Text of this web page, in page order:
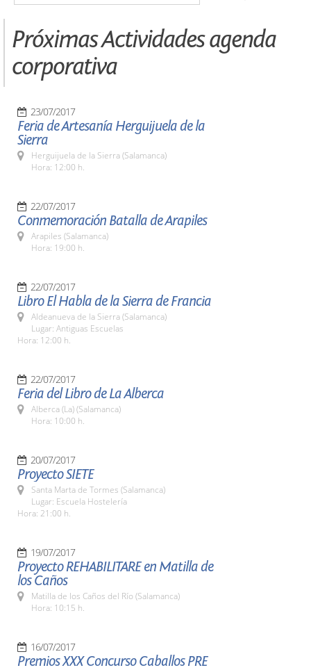
Próximas Actividades agenda
corporativa
23/07/2017
Feria de Artesanía Herguijuela de la
Sierra
Herguijuela de la Sierra (Salamanca)
Hora: 12:00 h.
22/07/2017
Conmemoración Batalla de Arapiles
Arapiles (Salamanca)
Hora: 19:00 h.
22/07/2017
Libro El Habla de la Sierra de Francia
Aldeanueva de la Sierra (Salamanca)
Lugar: Antiguas Escuelas
Hora: 12:00 h.
22/07/2017
Feria del Libro de La Alberca
Alberca (La) (Salamanca)
Hora: 10:00 h.
20/07/2017
Proyecto SIETE
Santa Marta de Tormes (Salamanca)
Lugar: Escuela Hostelería
Hora: 21:00 h.
19/07/2017
Proyecto REHABILITARE en Matilla de
los Caños
Matilla de los Caños del Río (Salamanca)
Hora: 10:15 h.
16/07/2017
Premios XXX Concurso Caballos PRE